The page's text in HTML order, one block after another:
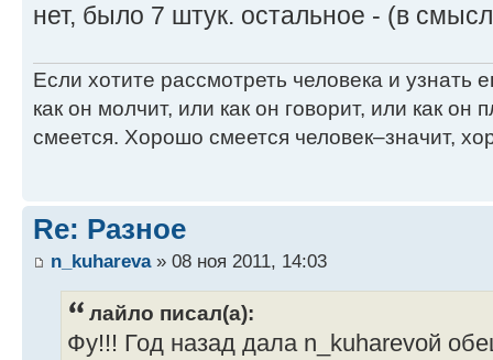
нет, было 7 штук. остальное - (в
Если хотите рассмотреть человека и узнать
как он молчит, или как он говорит, или как он
смеется. Хорошо смеется человек–значит,
Re: Разное
n_kuhareva» 08 ноя 2011, 14:03
лайло писал(а):
Фу!!! Год назад дала n_kuharevой